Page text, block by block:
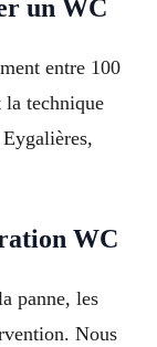
un WC
entre 100
la technique
WC
panne, les
Nous